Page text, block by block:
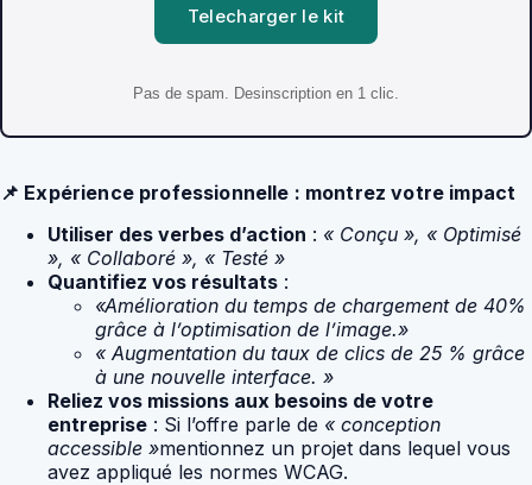
Telecharger le kit
Pas de spam. Desinscription en 1 clic.
📌 Expérience professionnelle : montrez votre impact
Utiliser des verbes d’action : « Conçu », « Optimisé
», « Collaboré », « Testé »
Quantifiez vos résultats :
«Amélioration du temps de chargement de 40%
grâce à l’optimisation de l’image.»
« Augmentation du taux de clics de 25 % grâce
à une nouvelle interface. »
Reliez vos missions aux besoins de votre
entreprise : Si l’offre parle de « conception
accessible »mentionnez un projet dans lequel vous
avez appliqué les normes WCAG.